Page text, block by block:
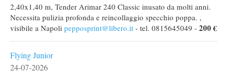
2,40x1,40 m, Tender Arimar 240 Classic inusato da molti anni.
Necessita pulizia profonda e reincollaggio specchio poppa. ,
visibile a Napoli pepposprint@libero.it - tel. 0815645049 - 200 €
Flying Junior
24-07-2026